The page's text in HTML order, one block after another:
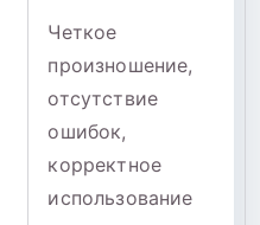
Четкое
произношение,
отсутствие
ошибок,
корректное
использование